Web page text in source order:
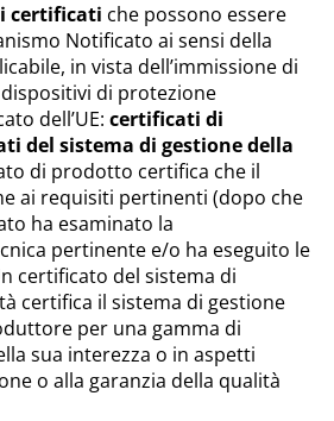
certificati che possono essere
Notificato ai sensi della
in vista dell’immissione di
di protezione
dell’UE: certificati di
del sistema di gestione della
di prodotto certifica che il
ai requisiti pertinenti (dopo che
ha esaminato la
pertinente e/o ha eseguito le
certificato del sistema di
certifica il sistema di gestione
per una gamma di
sua interezza o in aspetti
o alla garanzia della qualità